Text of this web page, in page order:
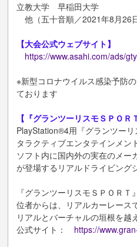
立教大学 早稲田大学
他（五十音順／2021年8月26
【大会公式ウェブサイト】
https://www.asahi.com/ads/
※新型コロナウイルス感染予防
ております
【『グランツーリスモＳＰＯＲ
PlayStation®4用『グランツー
タラクティブエンタテインメン
ソフト内に国内外の実在のメ
が登場するリアルドライビング
『グランツーリスモＳＰＯＲ
位者からは、リアルカーレース
リアルとバーチャルの垣根を越
公式サイト： https://